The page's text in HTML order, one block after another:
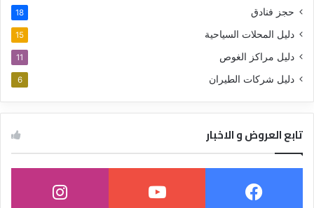
حجز فنادق 18
دليل المحلات السياحية 15
دليل مراكز الغوص 11
دليل شركات الطيران 6
تابع العروض و الاخبار